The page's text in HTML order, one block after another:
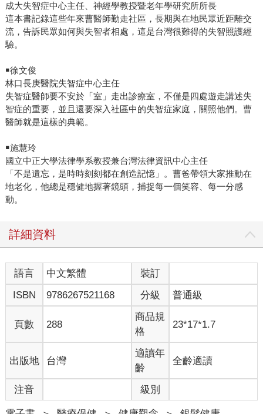
成大失智症中心主任、神經學教授暨老年學研究所所長
這本書記錄這些年來曹醫師勤走社區，長期與在地民眾近距離交
流，告訴民眾如何與失智者相處，這是台灣很難得的失智照護經
驗。
￭徐文俊
林口長庚醫院失智症中心主任
失智症醫師要不安於「室」走出診療室，不僅是四處遊走講述失
智症的重要，並且還要深入社區中的失智症家庭，關照他們。曹
醫師就是這樣的典範。
￭施慧玲
國立中正大學法律學系教授兼台灣法律資訊中心主任
「不是遺忘，是時時刻刻都在創造記憶」。曹爸帶領大家推動在
地老化，他總是穩健地握著鏡頭，捕捉每一個笑容、每一分感
動。
詳細資料
語言 中文繁體
裝訂
ISBN
9786267521168 分級 普通級
頁數 288
商品規
格
23*17*1.7
出版地 台灣
適讀年
齡
全齡適讀
注音 級別